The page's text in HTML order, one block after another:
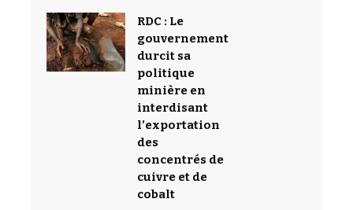
RDC : Le
gouvernement
durcit sa
politique
minière en
interdisant
l’exportation
des
concentrés de
cuivre et de
cobalt